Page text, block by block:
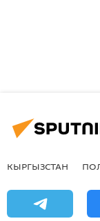
КЫРГЫЗСТАН